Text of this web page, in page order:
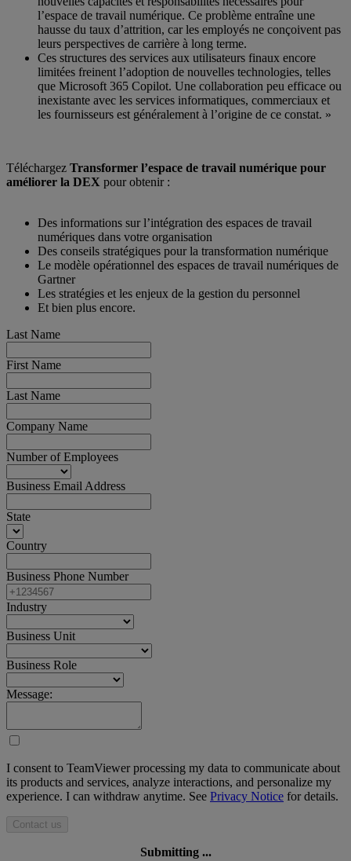
l’espace de travail numérique. Ce problème entraîne une
hausse du taux d’attrition, car les employés ne conçoivent pas
leurs perspectives de carrière à long terme.
Ces structures des services aux utilisateurs finaux encore
limitées freinent l’adoption de nouvelles technologies, telles
que Microsoft 365 Copilot. Une collaboration peu efficace ou
inexistante avec les services informatiques, commerciaux et
les fournisseurs est généralement à l’origine de ce constat. »
Téléchargez Transformer l’espace de travail numérique pour
améliorer la DEX pour obtenir :
Des informations sur l’intégration des espaces de travail
numériques dans votre organisation
Des conseils stratégiques pour la transformation numérique
Le modèle opérationnel des espaces de travail numériques de
Gartner
Les stratégies et les enjeux de la gestion du personnel
Et bien plus encore.
Last Name
First Name
Last Name
Company Name
Number of Employees
Business Email Address
State
Country
Business Phone Number
Industry
Business Unit
Business Role
Message:
I consent to TeamViewer processing my data to communicate about
its products and services, analyze interactions, and personalize my
experience. I can withdraw anytime. See Privacy Notice for details.
Contact us
Submitting ...